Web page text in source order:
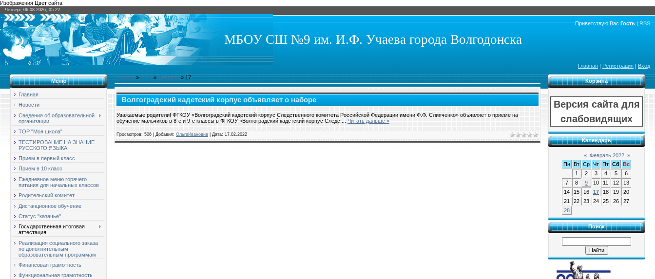
Изображения Цвет сайта
Четверг, 06.08.2026, 05:22
Приветствую Вас Гость|RSS
МБОУ СШ №9 им. И.Ф. Учаева города Волгодонска
Главная | Регистрация | Вход
Меню
Главная
Новости
Сведения об образовательной
организации
ТОР "Моя школа"
ТЕСТИРОВАНИЕ НА ЗНАНИЕ
РУССКОГО ЯЗЫКА
Прием в первый класс
Прием в 10 класс
Ежедневное меню горячего
питания для начальных классов
Родительский комитет
Дистанционное обучение
Статус "казачье"
Государственная итоговая
аттестация
Реализация социального заказа
по дополнительным
образовательным программам
Финансовая грамотность
Функциональная грамотность
Главная»2022 » Февраль » 17
Волгоградский кадетский корпус объявляет о наборе
Уважаемые родители! ФГКОУ «Волгоградский кадетский корпус Следственного комитета Российской Федерации имени Ф.Ф. Слипченко» объявляет о приеме на
обучение мальчиков в 8-е и 9-е классы в ФГКОУ «Волгоградский кадетский корпус Следс
Читать дальше »
Просмотров: 506 | Добавил: ОльгаИвановна | Дата: 17.02.2022
Корзина
Версия сайта для
слабовидящих
Календарь
« Февраль 2022 »
Пн Вт Ср Чт Пт Сб Вс
1
2 3 4 5
6
7
8 9 10 11 12
13
14
15 16 17 18 19
20
21
22 23 24 25 26
27
28
Поиск